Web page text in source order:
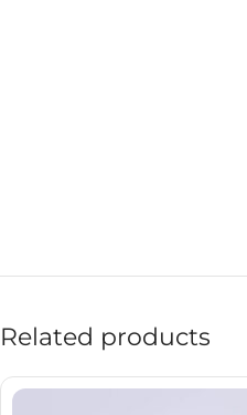
Related products